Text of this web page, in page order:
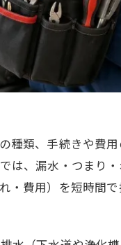
種類、手続きや費
は、漏水・つまり
・費用）を短時間